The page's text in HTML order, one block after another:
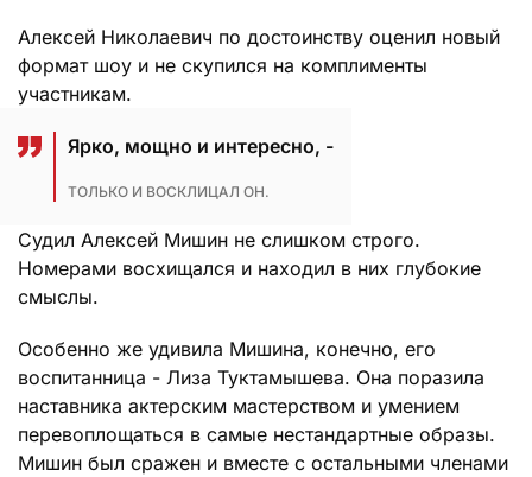
Алексей Николаевич по достоинству оценил новый
формат шоу и не скупился на комплименты
участникам.
Ярко, мощно и интересно, -
ТОЛЬКО И ВОСКЛИЦАЛ ОН.
Судил Алексей Мишин не слишком строго.
Номерами восхищался и находил в них глубокие
смыслы.
Особенно же удивила Мишина, конечно, его
воспитанница - Лиза Туктамышева. Она поразила
наставника актерским мастерством и умением
перевоплощаться в самые нестандартные образы.
Мишин был сражен и вместе с остальными членами